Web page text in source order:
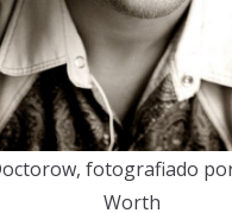
fotografiado
Worth